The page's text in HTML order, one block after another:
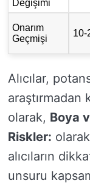
Değişimi
Onarım
Geçmişi
10-
Alıcılar,
araştırmadan
olarak, Boya
Riskler:
alıcıların
unsuru